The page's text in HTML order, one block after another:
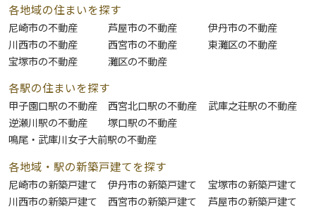
各地域の住まいを探す
尼崎市の不動産 芦屋市の不動産
伊丹市の不動産
川西市の不動産
西宮市の不動産
東灘区の不動産
宝塚市の不動産
灘区の不動産
各駅の住まいを探す
甲子園口駅の不動産 西宮北口駅の不動産
武庫之荘駅の不動産
逆瀬川駅の不動産
塚口駅の不動産
鳴尾・武庫川女子大前駅の不動産
各地域・駅の新築戸建てを探す
尼崎市の新築戸建て 伊丹市の新築戸建て
宝塚市の新築戸建て
川西市の新築戸建て
西宮市の新築戸建て
芦屋市の新築戸建て